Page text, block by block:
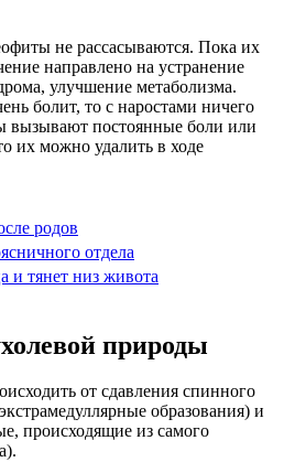
не рассасываются. Пока их
направлено на устранение
улучшение метаболизма.
болит, то с наростами ничего
вызывают постоянные боли или
их можно удалить в ходе
родов
отдела
и тянет низ живота
природы
от сдавления спинного
образования) и
происходящие из самого